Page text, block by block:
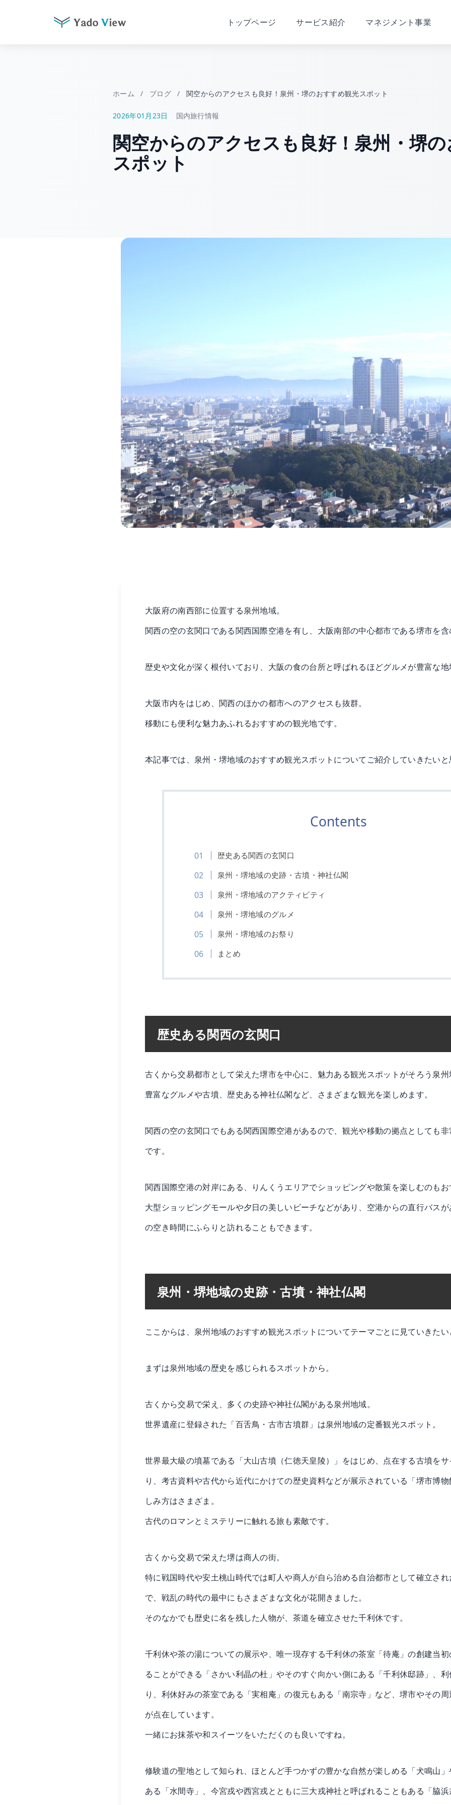
トップページ サービス紹介 マネジメント事業
ホーム / ブログ / 関空からのアクセスも良好！泉州・堺のおすすめ観光スポット
2026年01月23日 国内旅行情報
関空からのアクセスも良好！泉州・堺
スポット
大阪府の南西部に位置する泉州地域。
関西の空の玄関口である関西国際空港を有し、大阪南部の中心都市である堺市を
歴史や文化が深く根付いており、大阪の食の台所と呼ばれるほどグルメが豊富な
大阪市内をはじめ、関西のほかの都市へのアクセスも抜群。
移動にも便利な魅力あふれるおすすめの観光地です。
本記事では、泉州・堺地域のおすすめ観光スポットについてご紹介していきたい
Contents
歴史ある関西の玄関口
泉州・堺地域の史跡・古墳・神社仏閣
泉州・堺地域のアクティビティ
泉州・堺地域のグルメ
泉州・堺地域のお祭り
まとめ
歴史ある関西の玄関口
古くから交易都市として栄えた堺市を中心に、魅力ある観光スポットがそろう泉
豊富なグルメや古墳、歴史ある神社仏閣など、さまざまな観光を楽しめます。
関西の空の玄関口でもある関西国際空港があるので、観光や移動の拠点としても
です。
関西国際空港の対岸にある、りんくうエリアでショッピングや散策を楽しむのも
大型ショッピングモールや夕日の美しいビーチなどがあり、空港からの直行バス
の空き時間にふらりと訪れることもできます。
泉州・堺地域の史跡・古墳・神社仏閣
ここからは、泉州地域のおすすめ観光スポットについてテーマごとに見ていきた
まずは泉州地域の歴史を感じられるスポットから。
古くから交易で栄え、多くの史跡や神社仏閣がある泉州地域。
世界遺産に登録された「百舌鳥・古市古墳群」は泉州地域の定番観光スポット。
世界最大級の墳墓である「大山古墳（仁徳天皇陵）」をはじめ、点在する古墳を
り、考古資料や古代から近代にかけての歴史資料などが展示されている「堺市博
しみ方はさまざま。
古代のロマンとミステリーに触れる旅も素敵です。
古くから交易で栄えた堺は商人の街。
特に戦国時代や安土桃山時代では町人や商人が自ら治める自治都市として確立さ
で、戦乱の時代の最中にもさまざまな文化が花開きました。
そのなかでも歴史に名を残した人物が、茶道を確立させた千利休です。
千利休や茶の湯についての展示や、唯一現存する千利休の茶室「待庵」の創建当
ることができる「さかい利晶の杜」やそのすぐ向かい側にある「千利休邸跡」、
り、利休好みの茶室である「実相庵」の復元もある「南宗寺」など、堺市やその
が点在しています。
一緒にお抹茶や和スイーツをいただくのも良いですね。
修験道の聖地として知られ、ほとんど手つかずの豊かな自然が楽しめる「犬鳴山
ある「水間寺」、今宮戎や西宮戎とともに三大戎神社と呼ばれることもある「脇